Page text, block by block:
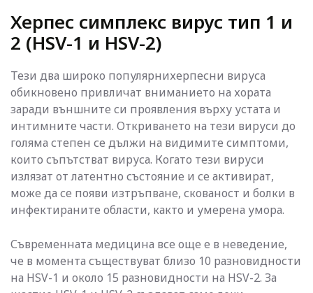
Херпес симплекс вирус тип 1 и
2 (HSV-1 и HSV-2)
Тези два широко популярнихерпесни вируса
обикновено привличат вниманието на хората
заради външните си проявления върху устата и
интимните части. Откриването на тези вируси до
голяма степен се дължи на видимите симптоми,
които съпътстват вируса. Когато тези вируси
излязат от латентно състояние и се активират,
може да се появи изтръпване, скованост и болки в
инфектираните области, както и умерена умора.
Съвременната медицина все още е в неведение,
че в момента съществуват близо 10 разновидности
на HSV-1 и около 15 разновидности на HSV-2. За